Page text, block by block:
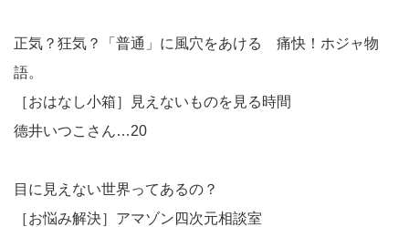
正気？狂気？「普通」に風穴をあける 痛快！ホジャ物
語。
［おはなし小箱］見えないものを見る時間
德井いつこさん…20
目に見えない世界ってあるの？
［お悩み解決］アマゾン四次元相談室